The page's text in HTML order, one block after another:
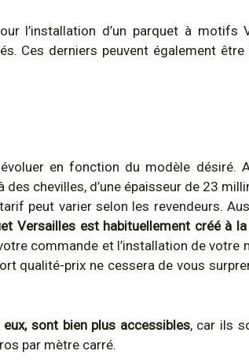
l’installation d’un parquet à motifs
Ces derniers peuvent également être
en fonction du modèle désiré.
chevilles, d’une épaisseur de 23
peut varier selon les revendeurs.
Versailles est habituellement créé à
commande et l’installation de votre
qualité-prix ne cessera de vous
sont bien plus accessibles, car ils
par mètre carré.